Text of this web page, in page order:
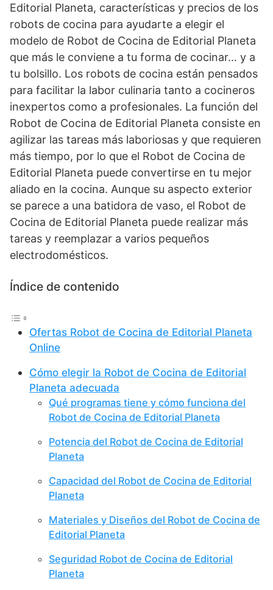
Editorial Planeta, características y precios de los
robots de cocina para ayudarte a elegir el
modelo de Robot de Cocina de Editorial Planeta
que más le conviene a tu forma de cocinar… y a
tu bolsillo. Los robots de cocina están pensados
para facilitar la labor culinaria tanto a cocineros
inexpertos como a profesionales. La función del
Robot de Cocina de Editorial Planeta consiste en
agilizar las tareas más laboriosas y que requieren
más tiempo, por lo que el Robot de Cocina de
Editorial Planeta puede convertirse en tu mejor
aliado en la cocina. Aunque su aspecto exterior
se parece a una batidora de vaso, el Robot de
Cocina de Editorial Planeta puede realizar más
tareas y reemplazar a varios pequeños
electrodomésticos.
Índice de contenido
Ofertas Robot de Cocina de Editorial Planeta
Online
Cómo elegir la Robot de Cocina de Editorial
Planeta adecuada
Qué programas tiene y cómo funciona del
Robot de Cocina de Editorial Planeta
Potencia del Robot de Cocina de Editorial
Planeta
Capacidad del Robot de Cocina de Editorial
Planeta
Materiales y Diseños del Robot de Cocina de
Editorial Planeta
Seguridad Robot de Cocina de Editorial
Planeta